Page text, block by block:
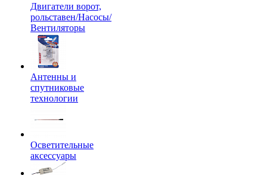
Двигатели ворот,
рольставен/Насосы/
Вентиляторы
Антенны и
спутниковые
технологии
Осветительные
аксессуары